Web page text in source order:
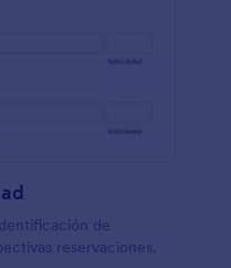
de
reservaciones.